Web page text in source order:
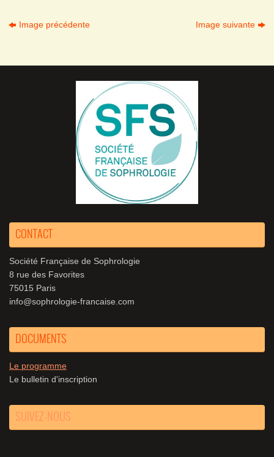
Image précédente Image suivante
CONTACT
Société Française de Sophrologie
8 rue des Favorites
75015 Paris
info@sophrologie-francaise.com
DOCUMENTS
Le programme
Le bulletin d'inscription
SUIVEZ-NOUS